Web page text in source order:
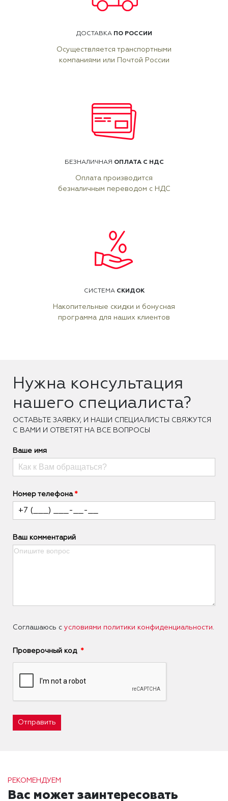
ДОСТАВКА ПО РОССИИ
Осуществляется транспортными
компаниями или Почтой России
БЕЗНАЛИЧНАЯ ОПЛАТА С НДС
Оплата производится
безналичным переводом с НДС
СИСТЕМА СКИДОК
Накопительные скидки и бонусная
программа для наших клиентов
Нужна консультация
нашего специалиста?
ОCТАВЬТЕ ЗАЯВКУ, И НАШИ СПЕЦИАЛИСТЫ СВЯЖУТСЯ
С ВАМИ И ОТВЕТЯТ НА ВСЕ ВОПРОСЫ
Ваше имя
Номер телефона
Ваш комментарий
Соглашаюсь с условиями политики конфиденциальности.
Проверочный код
Отправить
РЕКОМЕНДУЕМ
Вас может заинтересовать